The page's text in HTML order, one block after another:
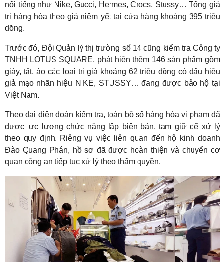
nổi tiếng như Nike, Gucci, Hermes, Crocs, Stussy… Tổng giá
trị hàng hóa theo giá niêm yết tại cửa hàng khoảng 395 triệu
đồng.
Trước đó, Đội Quản lý thị trường số 14 cũng kiểm tra Công ty
TNHH LOTUS SQUARE, phát hiện thêm 146 sản phẩm gồm
giày, tất, áo các loại trị giá khoảng 62 triệu đồng có dấu hiệu
giả mạo nhãn hiệu NIKE, STUSSY… đang được bảo hộ tại
Việt Nam.
Theo đại diện đoàn kiểm tra, toàn bộ số hàng hóa vi phạm đã
được lực lượng chức năng lập biên bản, tạm giữ để xử lý
theo quy định. Riêng vụ việc liên quan đến hộ kinh doanh
Đào Quang Phán, hồ sơ đã được hoàn thiện và chuyển cơ
quan công an tiếp tục xử lý theo thẩm quyền.